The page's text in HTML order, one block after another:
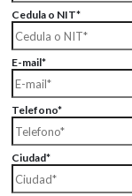
Cedula o NIT*
E-mail*
Telefono*
Ciudad*